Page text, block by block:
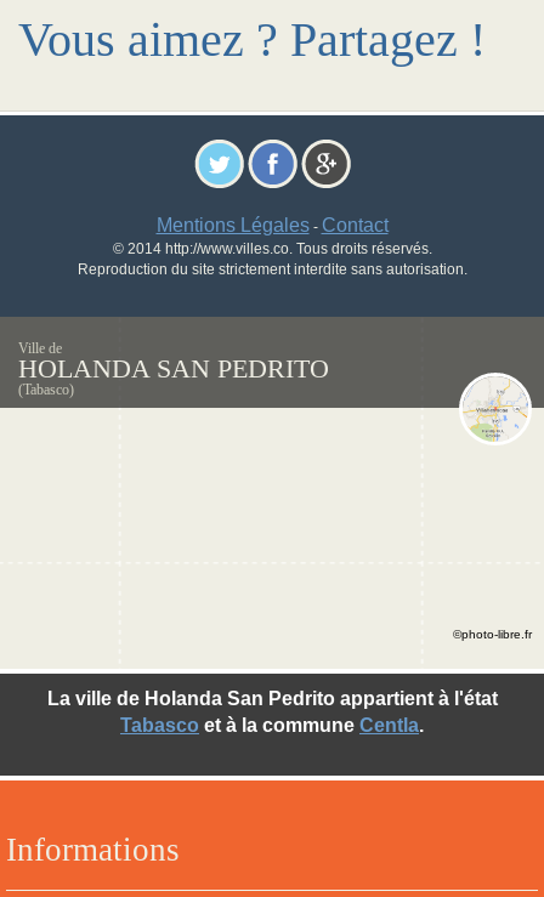
Vous aimez ? Partagez !
Mentions Légales- Contact
© 2014 http://www.villes.co. Tous droits réservés.
Reproduction du site strictement interdite sans autorisation.
Ville de
HOLANDA SAN PEDRITO
(Tabasco)
Informations
La ville de Holanda San Pedrito appartient à l'état
Tabasco et à la commune Centla.
©photo-libre.fr